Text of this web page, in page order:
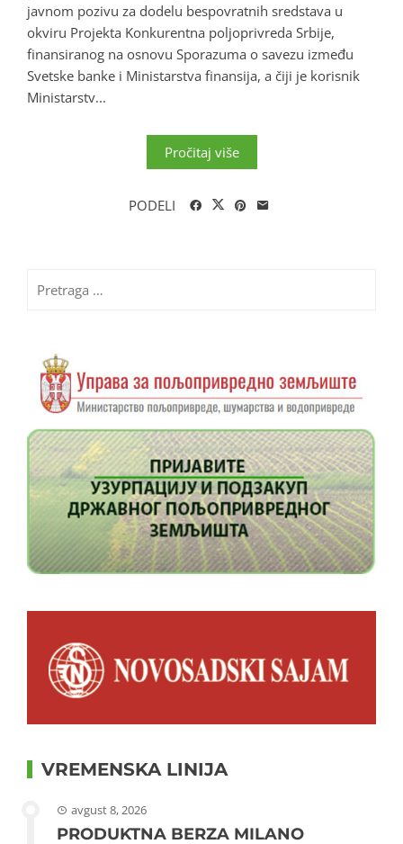
javnom pozivu za dodelu bespovratnih sredstava u
okviru Projekta Konkurentna poljoprivreda Srbije,
finansiranog na osnovu Sporazuma o savezu između
Svetske banke i Ministarstva finansija, a čiji je korisnik
Ministarstv...
Pročitaj više
PODELI
za:
VREMENSKA LINIJA
avgust 8, 2026
PRODUKTNA BERZA MILANO